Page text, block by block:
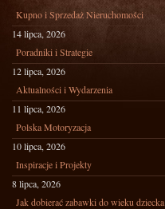
Kupno i Sprzedaż Nieruchomości
14 lipca, 2026
Poradniki i Strategie
12 lipca, 2026
Aktualności i Wydarzenia
11 lipca, 2026
Polska Motoryzacja
10 lipca, 2026
Inspiracje i Projekty
8 lipca, 2026
Jak dobierać zabawki do wieku dziecka